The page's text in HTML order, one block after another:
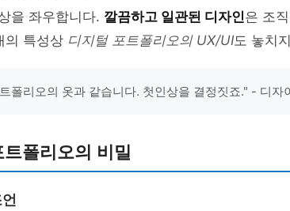
을 좌우합니다. 깔끔하고 일관된 디자인은 조
의 특성상 디지털 포트폴리오의 UX/UI도 놓치
폴리오의 옷과 같습니다. 첫인상을 결정짓죠." - 디자
폴리오의 비밀